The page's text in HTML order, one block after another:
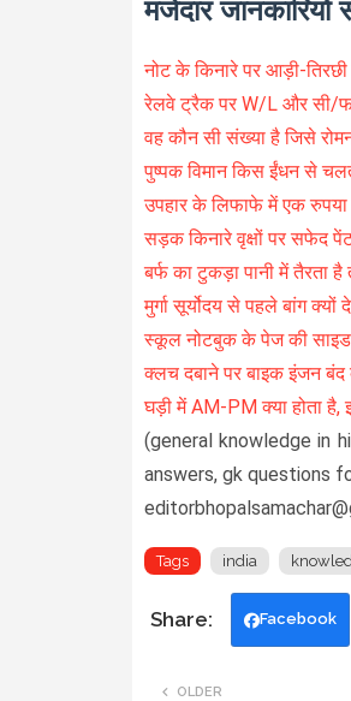
मजेदार
नोट के किनारे पर आड़ी-तिरछी
रेलवे ट्रैक पर W/L और सी/
वह कौन सी संख्या है जिसे
पुष्पक विमान किस ईंधन से
उपहार के लिफाफे में एक रुपया
सड़क किनारे वृक्षों पर सफेद पेंट
बर्फ का टुकड़ा पानी में तैरता है
मुर्गा सूर्योदय से पहले बांग क्यों
स्कूल नोटबुक के पेज की साइड
क्लच दबाने पर बाइक इंजन बंद
घड़ी में AM-PM क्या होता है,
(general knowledge in
answers, gk questions
Tags india
Facebook
OLDER